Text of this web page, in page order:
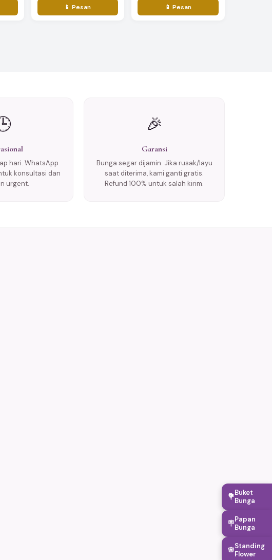
📱 Pesan 📱 Pesan
hari. WhatsApp
konsultasi dan
urgent.
🎉
Garansi
Bunga segar dijamin. Jika rusak/layu
saat diterima, kami ganti gratis.
Refund 100% untuk salah kirim.
💐Buket
Bunga
🪧Papan
Bunga
🌸Standing
Flower